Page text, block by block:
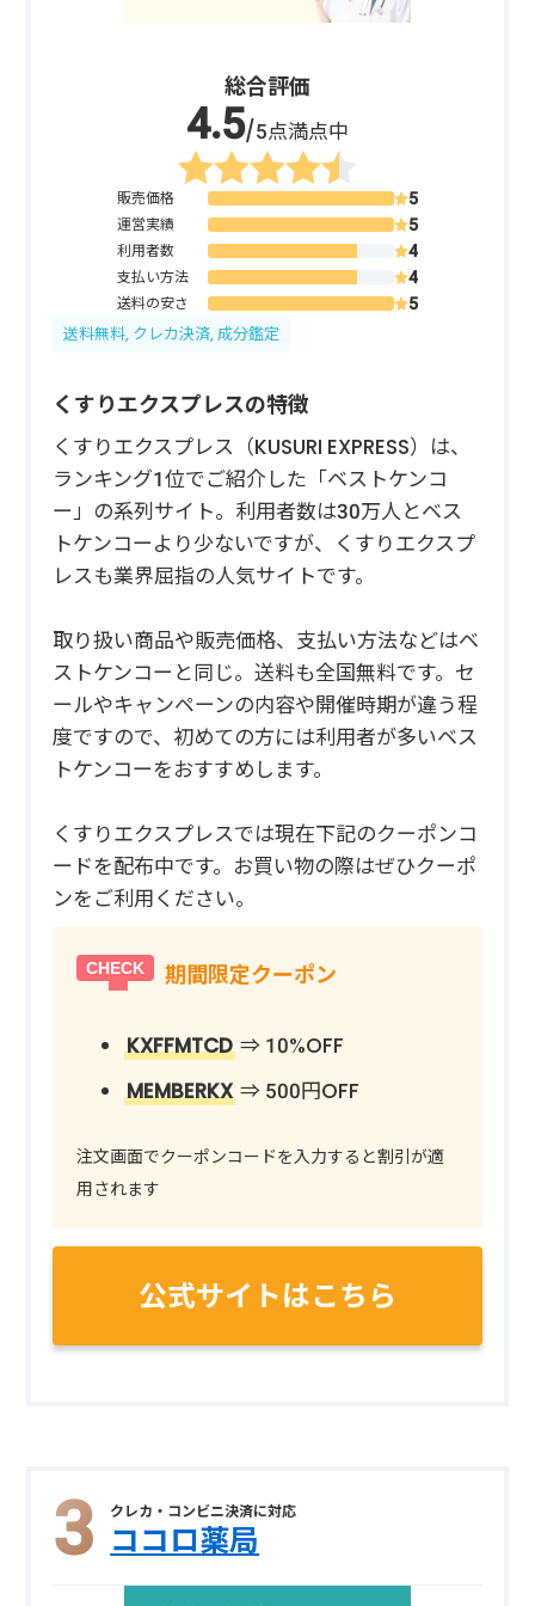
総合評価
/5点満点中
販売価格
運営実績
利用者数
支払い方法
送料の安さ
送料無料, クレカ決済, 成分鑑定
くすりエクスプレスの特徴
くすりエクスプレス（KUSURI EXPRESS）は、
ランキング1位でご紹介した「ベストケンコ
ー」の系列サイト。利用者数は30万人とベス
トケンコーより少ないですが、くすりエクスプ
レスも業界屈指の人気サイトです。
取り扱い商品や販売価格、支払い方法などはベ
ストケンコーと同じ。送料も全国無料です。セ
ールやキャンペーンの内容や開催時期が違う程
度ですので、初めての方には利用者が多いベス
トケンコーをおすすめします。
くすりエクスプレスでは現在下記のクーポンコ
ードを配布中です。お買い物の際はぜひクーポ
ンをご利用ください。
期間限定クーポン
KXFFMTCD ⇒ 10%OFF
MEMBERKX ⇒ 500円OFF
注文画面でクーポンコードを入力すると割引が適
用されます
公式サイトはこちら
クレカ・コンビニ決済に対応
ココロ薬局